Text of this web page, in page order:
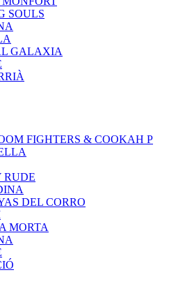
SOULS
GALAXIA
FIGHTERS & COOKAH P
RUDE
DEL CORRO
MORTA